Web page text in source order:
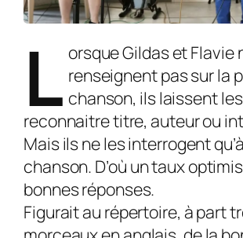
L orsque Gildas et Flavie
renseignent pas sur la
chanson, ils laissent
reconnaitre titre, auteur ou
Mais ils ne les interrogent
chanson. D’où un taux
bonnes réponses.
Figurait au répertoire, à part